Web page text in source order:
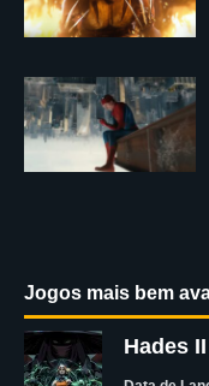
Jogos mais bem
Hades II